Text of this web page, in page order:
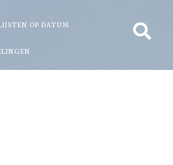
OP DATUM